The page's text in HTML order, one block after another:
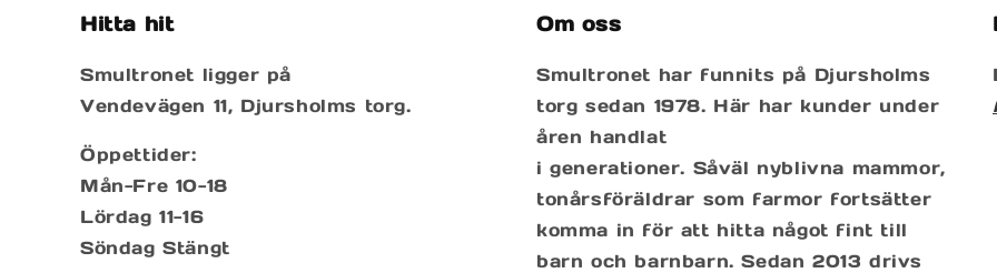
Hitta hit
Smultronet ligger på
Vendevägen 11, Djursholms torg.
Öppettider:
Mån-Fre 10-18
Lördag 11-16
Söndag Stängt
Om oss
Smultronet har funnits på Djursholms
torg sedan 1978. Här har kunder under
åren handlat
i generationer. Såväl nyblivna mammor,
tonårsföräldrar som farmor fortsätter
komma in för att hitta något fint till
barn och barnbarn. Sedan 2013 drivs